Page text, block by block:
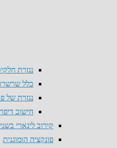
נגזרת
כלל
נגזרת של
חישוב
קירוב לינארי
פונקציה הומוגנית